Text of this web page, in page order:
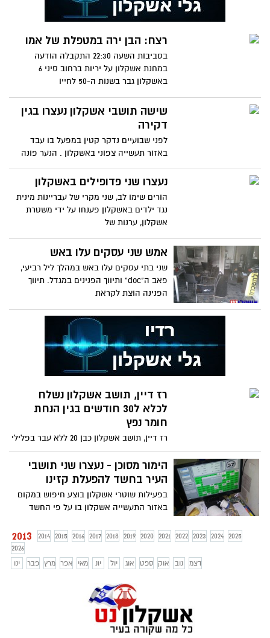
רצח: הבן ירה במטפלת של אמו
בסביבות השעה 22:30 התקבלה הודעה
במחנת אשקלון על יריות ברחוב סיני 6
באשקלון גבר בשנות ה-50 לחייו
שישה תושבי אשקלון נעצרו בגין
דקירה
לפני שבועיים נדקר קטין במפעל בו עבד
באזור תעשייה צפוני באשקלון . הנער פונה
במצב בנוני עד קשה לבית
נעצרו שני פדופילים באשקלון
הורים שימו לב, שני מקרי של עבריינות מינית
נגד ילדים באשקלון פענחו על ידי משטרת
אשקלון, ערנות של
אמש שני עסקים עלו באש
שני בתי עסקים עלו באש במהלך ליל רביעי,
פאב ה"doc" ותיווך הפנינים במגדל. תיווך
הפנינה הוצת לקראת
רז דיין, תושב אשקלון נשלח
לכלא ל30 חודשים בגין הנחת
חומר נפץ
רז דיין, תושב אשקלון כבן 20 ללא עבר בפלילי
נשלח השבוע ל30 חודשי מאסר לאחר
שהורשע בהנחת מטען
הימור מסוכן - נעצרו שני תושבי
העיר בחשד להפעלת קזינו
בפעילות שוטרי אשקלון בוצע חיפוש במקום
באזור התעשייה אשקלון בו על פי החשד
2013 2014 2015 2016 2017 2018 2019 2020 2021 2022 2023 2024 2025
2026
ינו
פבר מרץ אפר מאי יונ יול אוג ספט אוק נוב דצמ